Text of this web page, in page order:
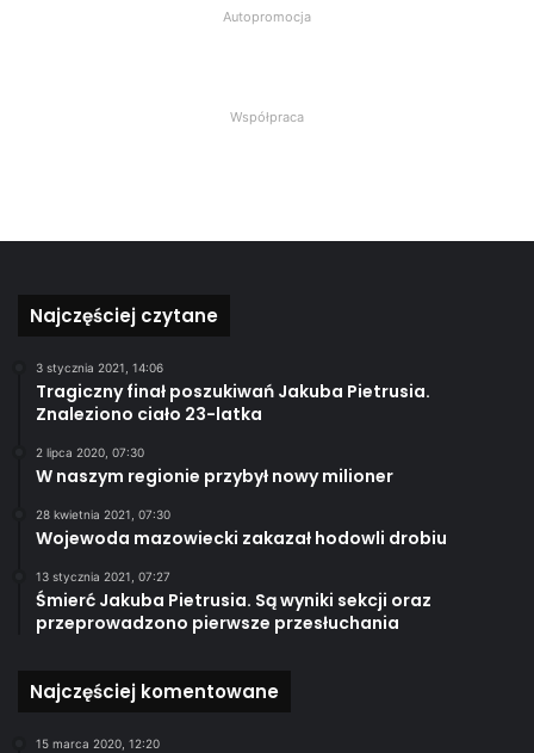
Autopromocja
Współpraca
Najczęściej czytane
3 stycznia 2021, 14:06
Tragiczny finał poszukiwań Jakuba Pietrusia.
Znaleziono ciało 23-latka
2 lipca 2020, 07:30
W naszym regionie przybył nowy milioner
28 kwietnia 2021, 07:30
Wojewoda mazowiecki zakazał hodowli drobiu
13 stycznia 2021, 07:27
Śmierć Jakuba Pietrusia. Są wyniki sekcji oraz
przeprowadzono pierwsze przesłuchania
Najczęściej komentowane
15 marca 2020, 12:20